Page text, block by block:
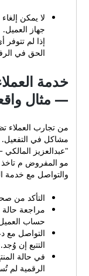
لا يمكن
جهاز العميل.
إذا لم
الحق في
خدمة
— مثال
من تجارب العملاء
مشاكل في التفعيل.
"عبدالعزيز
مو المفروض م تاخذ
والتواصل مع خدمة
التأكد من
مراجعة حالة
حساب
التواصل مع
التتبع إن وُجد.
في حالة
الرقمية لم